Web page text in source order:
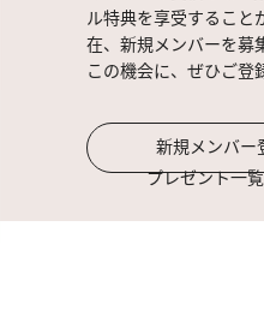
ル特典を享受すること
在、新規メンバーを募
この機会に、ぜひご登
新規メンバー
プレゼント一覧